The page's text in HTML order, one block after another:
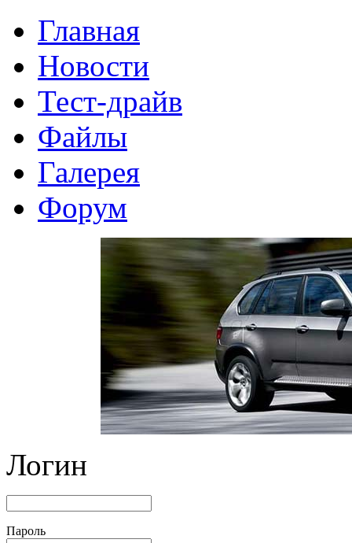
Главная
Новости
Тест-драйв
Файлы
Галерея
Форум
Логин
Пароль